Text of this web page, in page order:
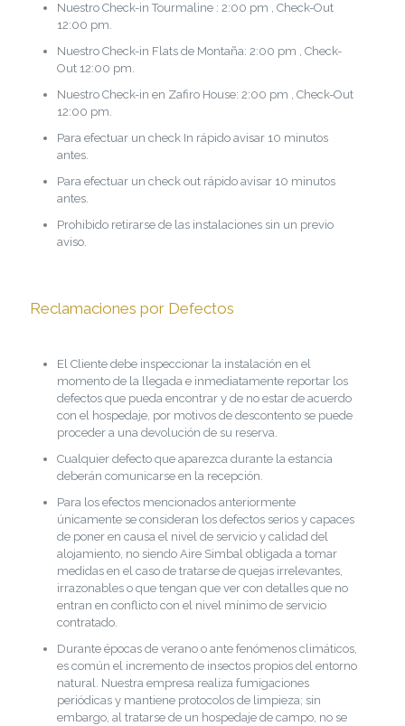
Nuestro Check-in Tourmaline : 2:00 pm , Check-Out
12:00 pm.
Nuestro Check-in Flats de Montaña: 2:00 pm , Check-
Out 12:00 pm.
Nuestro Check-in en Zafiro House: 2:00 pm , Check-Out
12:00 pm.
Para efectuar un check In rápido avisar 10 minutos
antes.
Para efectuar un check out rápido avisar 10 minutos
antes.
Prohibido retirarse de las instalaciones sin un previo
aviso.
Reclamaciones por Defectos
El Cliente debe inspeccionar la instalación en el
momento de la llegada e inmediatamente reportar los
defectos que pueda encontrar y de no estar de acuerdo
con el hospedaje, por motivos de descontento se puede
proceder a una devolución de su reserva.
Cualquier defecto que aparezca durante la estancia
deberán comunicarse en la recepción.
Para los efectos mencionados anteriormente
únicamente se consideran los defectos serios y capaces
de poner en causa el nivel de servicio y calidad del
alojamiento, no siendo Aire Simbal obligada a tomar
medidas en el caso de tratarse de quejas irrelevantes,
irrazonables o que tengan que ver con detalles que no
entran en conflicto con el nivel mínimo de servicio
contratado.
Durante épocas de verano o ante fenómenos climáticos,
es común el incremento de insectos propios del entorno
natural. Nuestra empresa realiza fumigaciones
periódicas y mantiene protocolos de limpieza; sin
embargo, al tratarse de un hospedaje de campo, no se